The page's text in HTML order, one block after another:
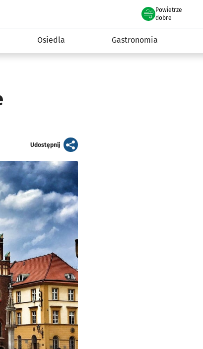
Powietrze
we Wrocławiu
dobre
Osiedla Gastronomia
Udostępnijartykuł